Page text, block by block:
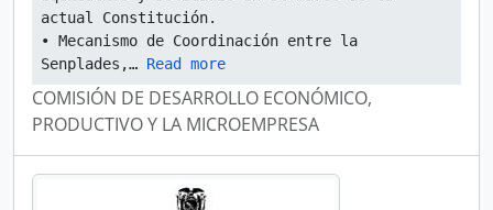
actual Constitución.
• Mecanismo de Coordinación entre la
Senplades,… Read more
COMISIÓN DE DESARROLLO ECONÓMICO,
PRODUCTIVO Y LA MICROEMPRESA